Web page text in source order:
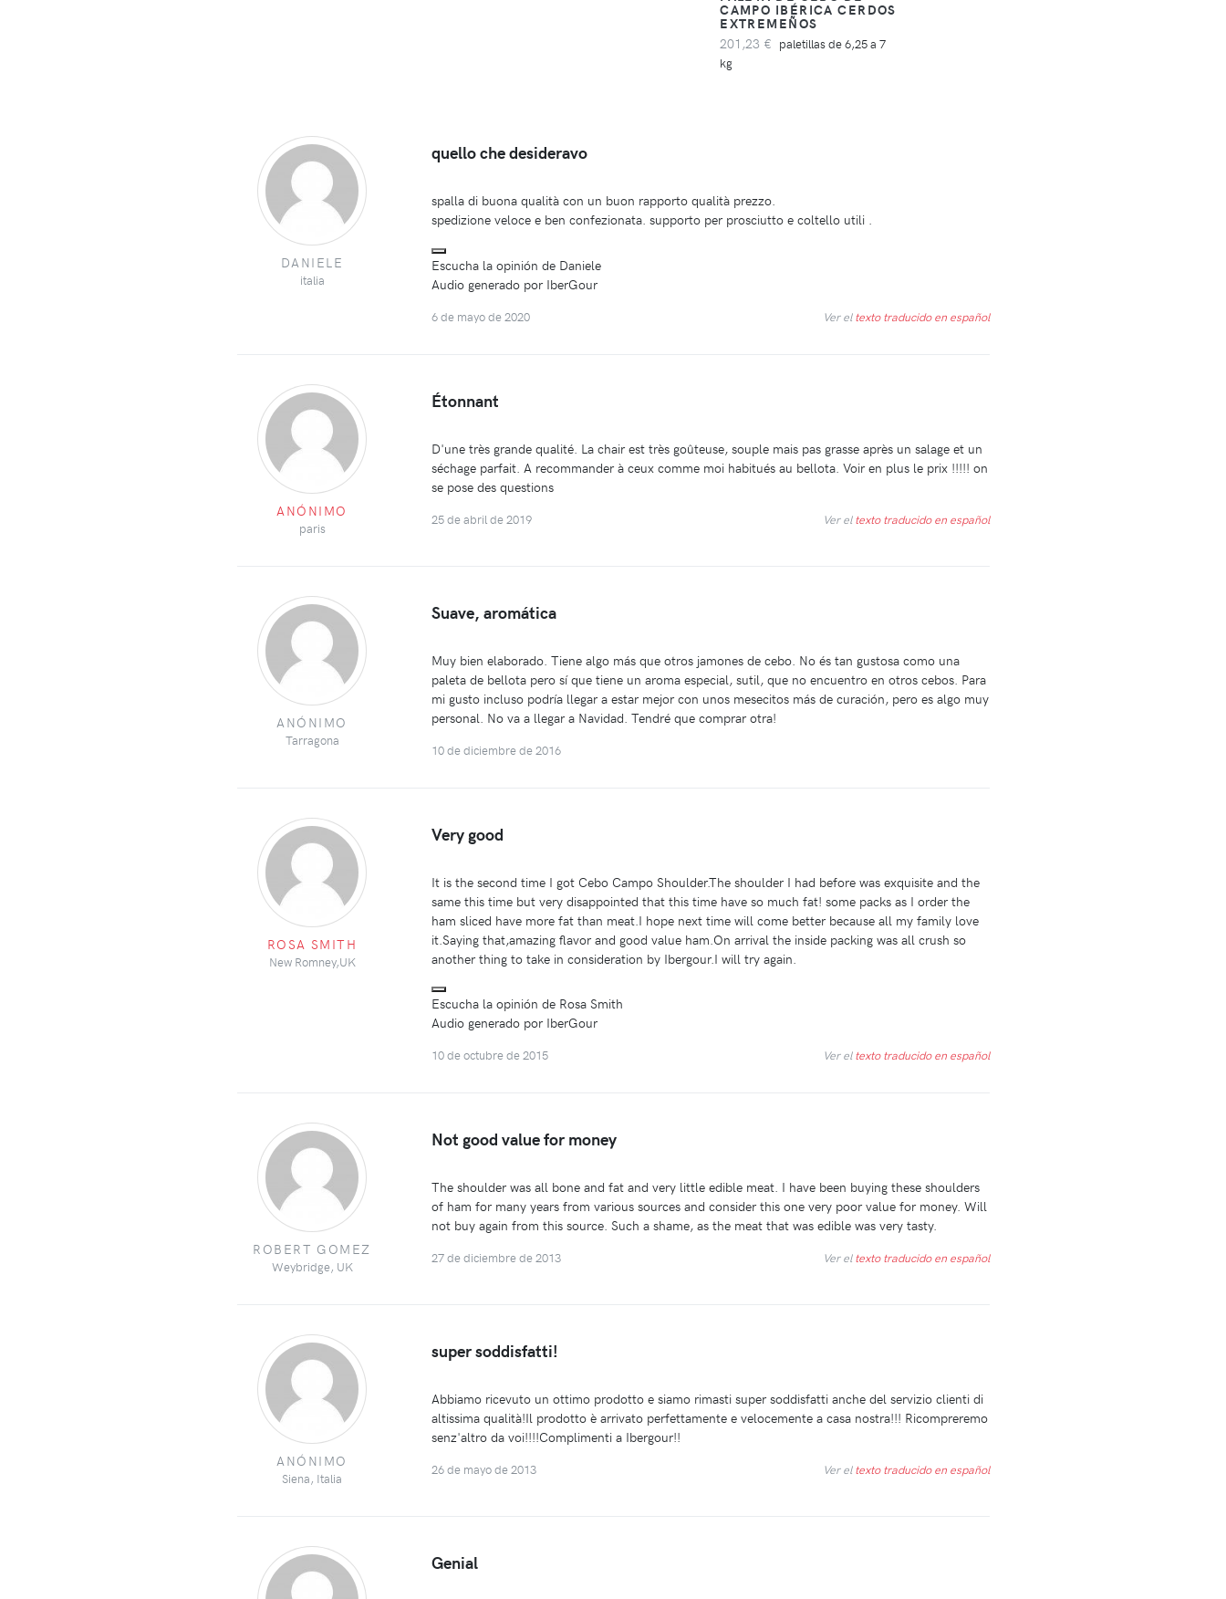
CAMPO IBÉRICA CERDOS
EXTREMEÑOS
201,23 € paletillas de 6,25 a 7
kg
DANIELE
italia
quello che desideravo
spalla di buona qualità con un buon rapporto qualità prezzo.
spedizione veloce e ben confezionata. supporto per prosciutto e coltello utili .
Escucha la opinión de Daniele
Audio generado por IberGour
6 de mayo de 2020 Ver eltexto traducido en español
ANÓNIMO
paris
Étonnant
D'une très grande qualité. La chair est très goûteuse, souple mais pas grasse après un salage et un
séchage parfait. A recommander à ceux comme moi habitués au bellota. Voir en plus le prix !!!!! on
se pose des questions
25 de abril de 2019 Ver eltexto traducido en español
ANÓNIMO
Tarragona
Suave, aromática
Muy bien elaborado. Tiene algo más que otros jamones de cebo. No és tan gustosa como una
paleta de bellota pero sí que tiene un aroma especial, sutil, que no encuentro en otros cebos. Para
mi gusto incluso podría llegar a estar mejor con unos mesecitos más de curación, pero es algo muy
personal. No va a llegar a Navidad. Tendré que comprar otra!
10 de diciembre de 2016
ROSA SMITH
New Romney,UK
Very good
It is the second time I got Cebo Campo Shoulder.The shoulder I had before was exquisite and the
same this time but very disappointed that this time have so much fat! some packs as I order the
ham sliced have more fat than meat.I hope next time will come better because all my family love
it.Saying that,amazing flavor and good value ham.On arrival the inside packing was all crush so
another thing to take in consideration by Ibergour.I will try again.
Escucha la opinión de Rosa Smith
Audio generado por IberGour
10 de octubre de 2015 Ver eltexto traducido en español
ROBERT GOMEZ
Weybridge, UK
Not good value for money
The shoulder was all bone and fat and very little edible meat. I have been buying these shoulders
of ham for many years from various sources and consider this one very poor value for money. Will
not buy again from this source. Such a shame, as the meat that was edible was very tasty.
27 de diciembre de 2013 Ver eltexto traducido en español
ANÓNIMO
Siena, Italia
super soddisfatti!
Abbiamo ricevuto un ottimo prodotto e siamo rimasti super soddisfatti anche del servizio clienti di
altissima qualità!Il prodotto è arrivato perfettamente e velocemente a casa nostra!!! Ricompreremo
senz'altro da voi!!!!Complimenti a Ibergour!!
26 de mayo de 2013 Ver eltexto traducido en español
Genial